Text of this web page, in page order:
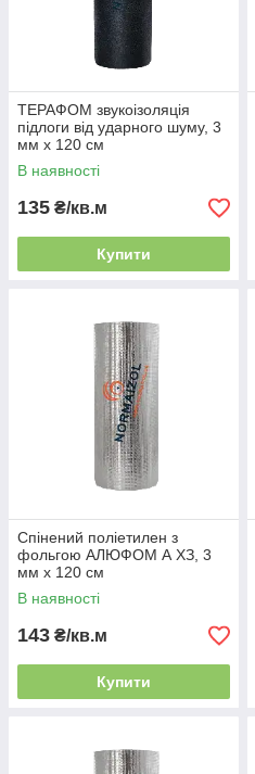
ТЕРАФОМ звукоізоляція
підлоги від ударного шуму, 3
мм х 120 см
В наявності
135 ₴/кв.м
Купити
Спінений поліетилен з
фольгою АЛЮФОМ А ХЗ, 3
мм х 120 см
В наявності
143 ₴/кв.м
Купити